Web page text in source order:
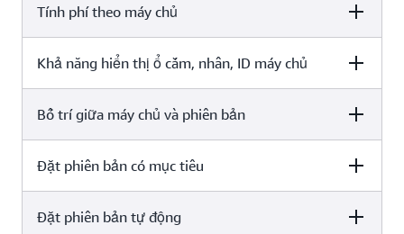
Phiên bản chuyên dụng
X -
Tính phí theo máy chủ
Phiên bản chuyên dụng Máy chủ chuyên dụng
- X
Khả năng hiển thị ổ cắm, nhân, ID máy chủ
Phiên bản chuyên dụng Máy chủ chuyên dụng
-
Bố trí giữa máy chủ và phiên bản
Phiên bản chuyên dụng
-
Đặt phiên bản có mục tiêu
Phiên bản chuyên dụng
Đặt phiên bản tự động